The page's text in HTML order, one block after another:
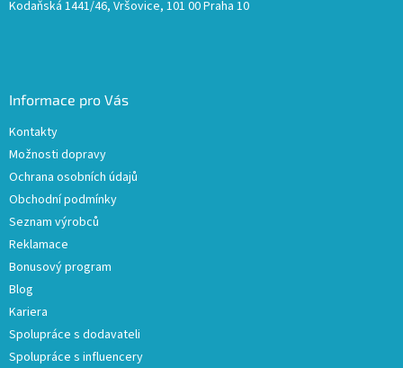
Kodaňská 1441/46, Vršovice, 101 00 Praha 10
Informace pro Vás
Kontakty
Možnosti dopravy
Ochrana osobních údajů
Obchodní podmínky
Seznam výrobců
Reklamace
Bonusový program
Blog
Kariera
Spolupráce s dodavateli
Spolupráce s influencery